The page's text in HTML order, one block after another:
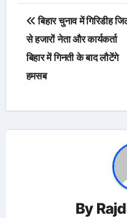
Post
navigation
बिहार चुनाव में गिरिडीह
से हजारों नेता और कार्यकर्ता
बिहार में गिनती के बाद लौटेंगे
हमसब
By